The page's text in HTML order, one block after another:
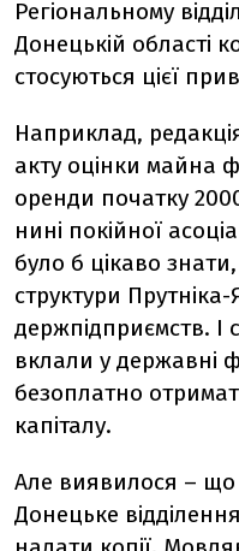
Регіональному
Донецькій області
стосуються цієї
Наприклад,
акту оцінки майна
оренди початку
нині покійної
було б цікаво
структури
держпідприємств. І
вклали у державні
безоплатно
капіталу.
Але виявилося – що
Донецьке